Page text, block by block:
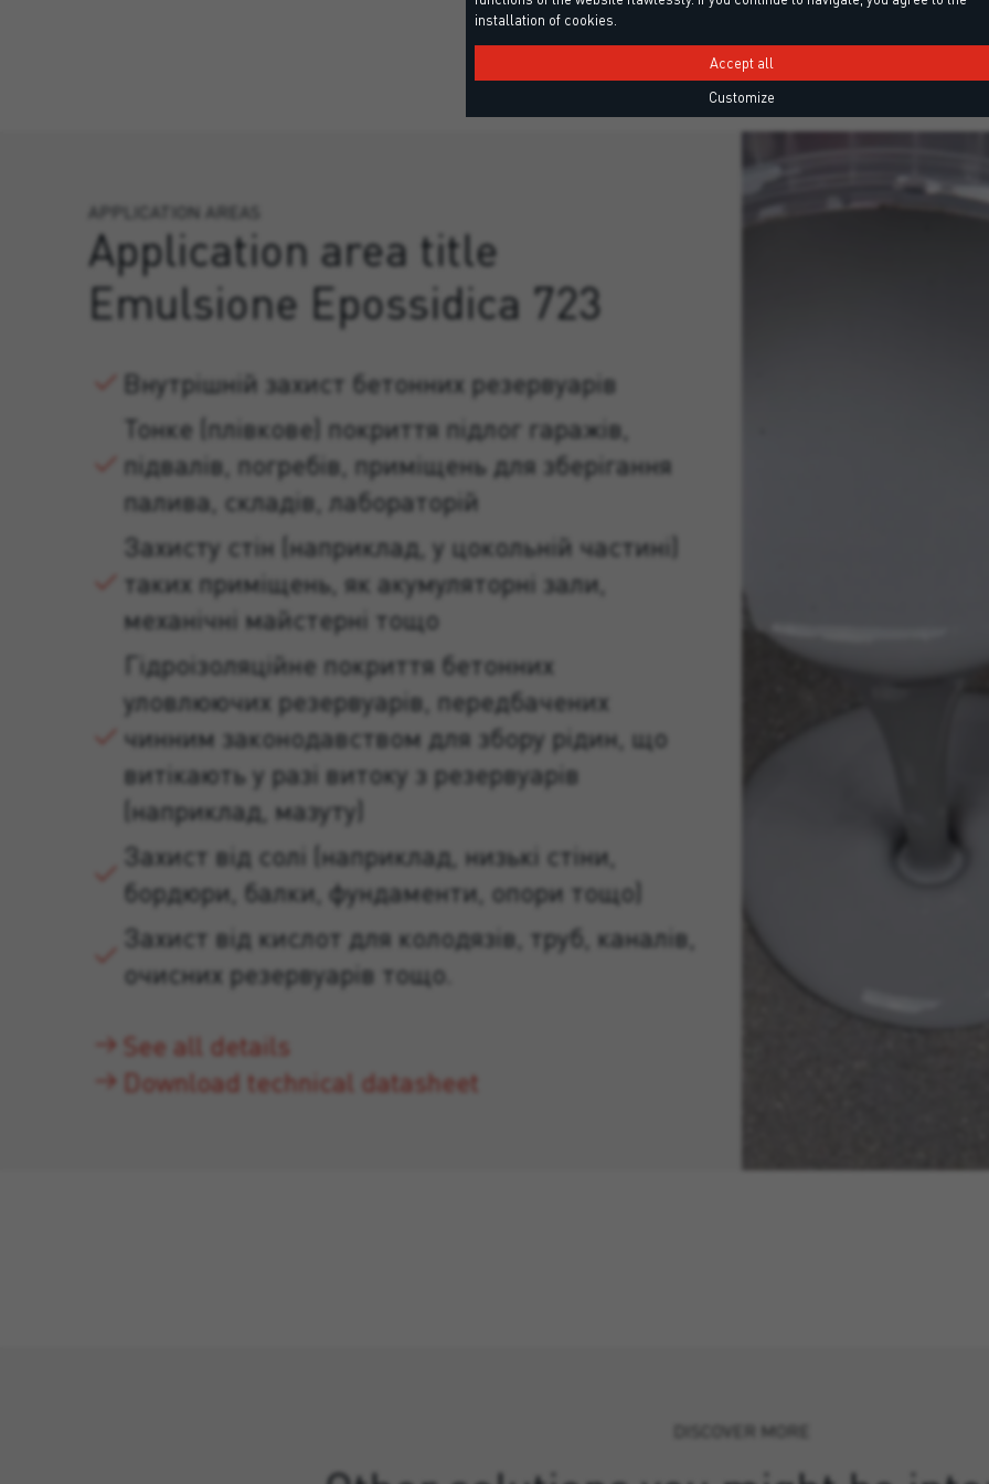
APPLICATION AREAS
Application area title
Emulsione Epossidica 723
Внутрішній захист бетонних резервуарів
Тонке (плівкове) покриття підлог гаражів,
підвалів, погребів, приміщень для зберігання
палива, складів, лабораторій
Захисту стін (наприклад, у цокольній частині)
таких приміщень, як акумуляторні зали,
механічні майстерні тощо
Гідроізоляційне покриття бетонних
уловлюючих резервуарів, передбачених
чинним законодавством для збору рідин, що
витікають у разі витоку з резервуарів
(наприклад, мазуту)
Захист від солі (наприклад, низькі стіни,
бордюри, балки, фундаменти, опори тощо)
Захист від кислот для колодязів, труб, каналів,
очисних резервуарів тощо.
See all details
Download technical datasheet
DISCOVER MORE
installation of cookies.
Accept all
Customize